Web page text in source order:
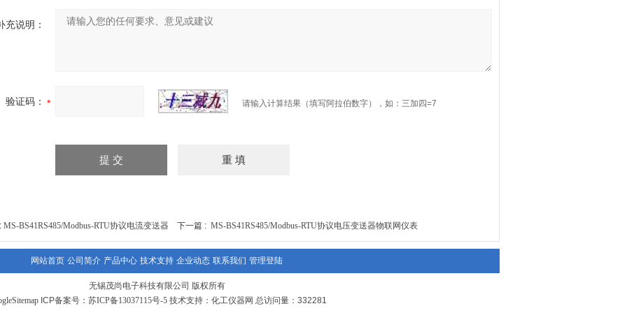
充说明：
验证码： 请输入计算结果（填写阿拉伯数字），如：三加四=7
MS-BS41RS485/Modbus-RTU协议电流变送器 下一篇 : MS-BS41RS485/Modbus-RTU协议电压变送器物联网仪表
网站首页 公司简介 产品中心 技术支持 企业动态 联系我们 管理登陆
无锡茂尚电子科技有限公司 版权所有
ICP备案号： 苏ICP备13037115号-5技术支持： 化工仪器网 总访问量：332281